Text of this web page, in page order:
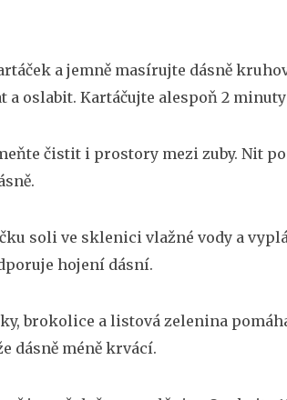
a jemně masírujte dásně
oslabit. Kartáčujte alespoň 2
čistit i prostory mezi zuby. Nit
soli ve sklenici vlažné vody a
hojení dásní.
brokolice a listová zelenina
dásně méně krvácí.